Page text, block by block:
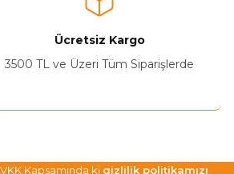
Ücretsiz Kargo
3500 TL ve Üzeri Tüm Siparişlerde
Kapsamında ki gizlilik politikamızı